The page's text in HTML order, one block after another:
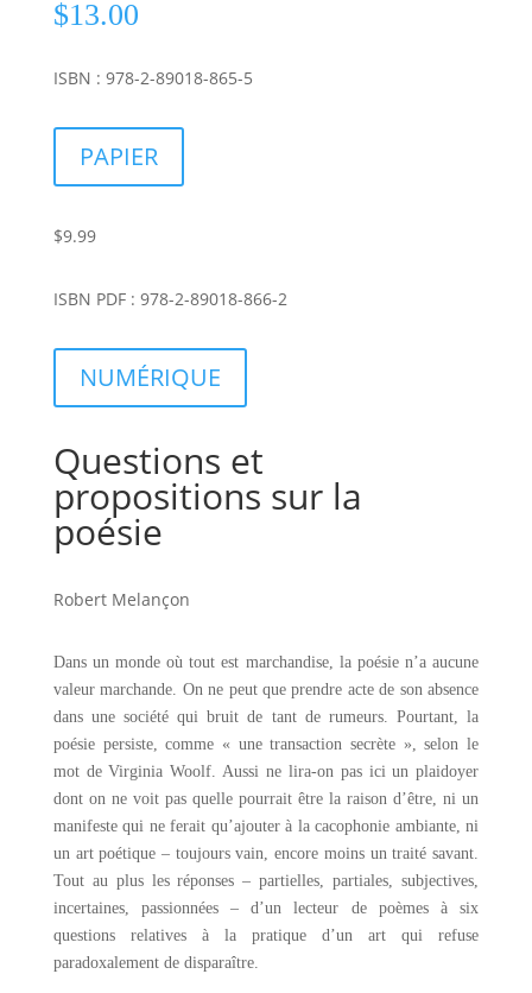
$13.00
ISBN : 978-2-89018-865-5
PAPIER
$9.99
ISBN PDF : 978-2-89018-866-2
NUMÉRIQUE
Questions et
propositions sur la
poésie
Robert Melançon
Dans un monde où tout est marchandise, la poésie n’a aucune
valeur marchande. On ne peut que prendre acte de son absence
dans une société qui bruit de tant de rumeurs. Pourtant, la
poésie persiste, comme « une transaction secrète », selon le
mot de Virginia Woolf. Aussi ne lira-on pas ici un plaidoyer
dont on ne voit pas quelle pourrait être la raison d’être, ni un
manifeste qui ne ferait qu’ajouter à la cacophonie ambiante, ni
un art poétique – toujours vain, encore moins un traité savant.
Tout au plus les réponses – partielles, partiales, subjectives,
incertaines, passionnées – d’un lecteur de poèmes à six
questions relatives à la pratique d’un art qui refuse
paradoxalement de disparaître.